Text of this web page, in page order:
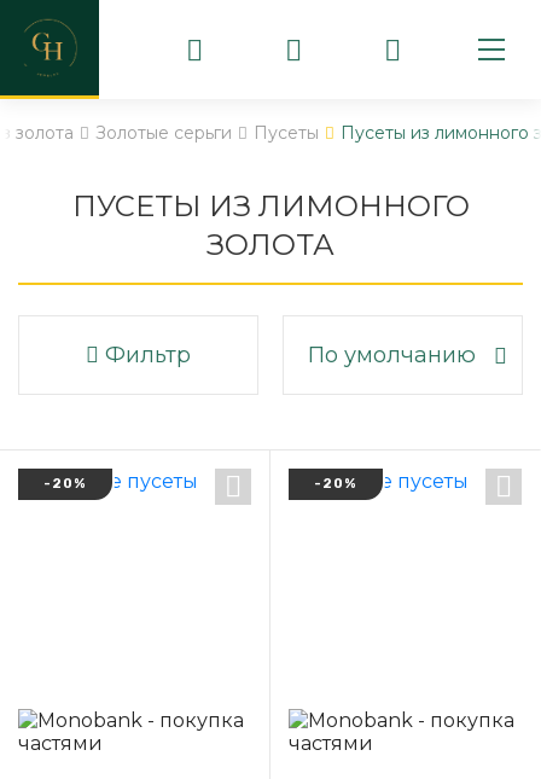
золота Золотые серьги Пусеты Пусеты из лимонного
ПУСЕТЫ ИЗ ЛИМОННОГО
ЗОЛОТА
Фильтр По умолчанию
-20% -20%